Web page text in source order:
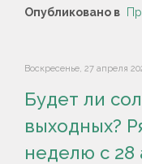
Опубликовано в
Воскресенье, 27 апреля
Будет ли
выходных?
неделю с 28